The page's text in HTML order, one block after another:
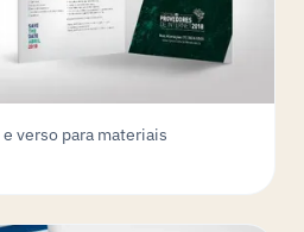
verso para materiais